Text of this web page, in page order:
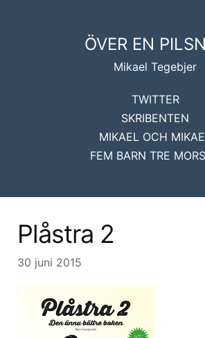
ÖVER EN
Mikael Tegebjer
TWITTER
SKRIBENTEN
MIKAEL OCH
FEM BARN TRE
Plåstra 2
30 juni 2015